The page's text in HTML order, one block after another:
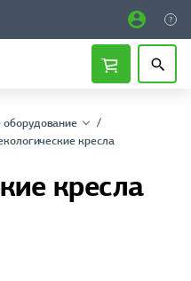
кресла
кресла